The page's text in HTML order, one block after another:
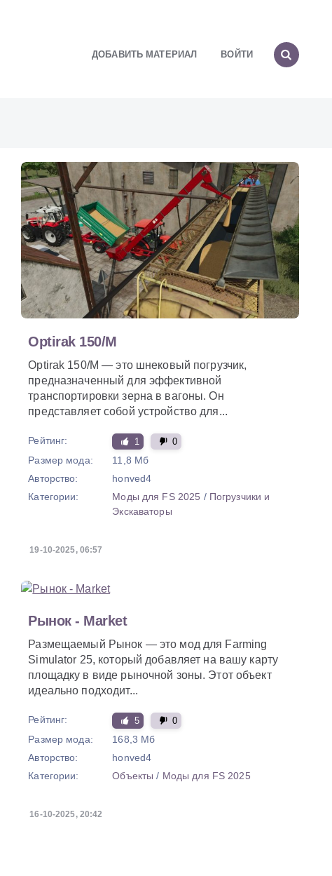
ДОБАВИТЬ МАТЕРИАЛ ВОЙТИ
Optirak 150/M
Optirak 150/M — это шнековый погрузчик,
предназначенный для эффективной
транспортировки зерна в вагоны. Он
представляет собой устройство для...
Рейтинг: 1 0
Размер мода:
11,8 Мб
Авторство:
honved4
Категории:
Моды для FS 2025 / Погрузчики и
Экскаваторы
19-10-2025, 06:57
Рынок - Market
Размещаемый Рынок — это мод для Farming
Simulator 25, который добавляет на вашу карту
площадку в виде рыночной зоны. Этот объект
идеально подходит...
Рейтинг: 5 0
Размер мода:
168,3 Мб
Авторство:
honved4
Категории:
Объекты / Моды для FS 2025
16-10-2025, 20:42